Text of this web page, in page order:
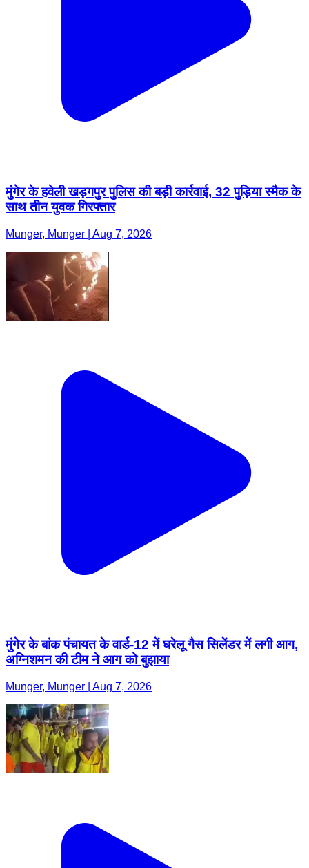
मुंगेर के हवेली खड़गपुर पुलिस की बड़ी कार्रवाई, 32 पुड़िया स्मैक के
साथ तीन युवक गिरफ्तार
Munger, Munger | Aug 7, 2026
मुंगेर के बांक पंचायत के वार्ड-12 में घरेलू गैस सिलेंडर में लगी आग,
अग्निशमन की टीम ने आग को बुझाया
Munger, Munger | Aug 7, 2026